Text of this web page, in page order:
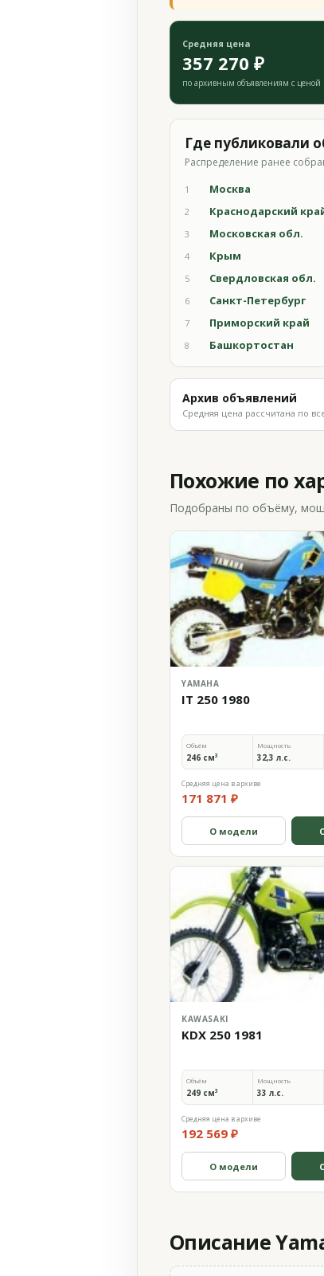
Средняя цена
357 270 ₽
по архивным объявлениям с ценой
Где публиковали
Распределение ранее
1 Москва
2
Краснодарский
3
Московская обл.
4
Крым
5
Свердловская обл.
6
Санкт-Петербург
7
Приморский край
8
Башкортостан
Архив объявлений
Средняя цена рассчитана по
Похожие по
Подобраны по объёму,
YAMAHA
IT 250 1980
Объём
246 см³
Мощность
32,3 л.с.
Средняя цена в архиве
171 871 ₽
О модели
KAWASAKI
KDX 250 1981
Объём
249 см³
Мощность
33 л.с.
Средняя цена в архиве
192 569 ₽
О модели
Описание